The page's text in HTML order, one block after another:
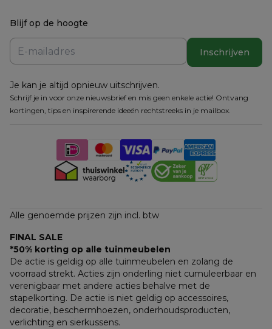
Blijf op de hoogte
Inschrijven
Je kan je altijd opnieuw uitschrijven.
Schrijf je in voor onze nieuwsbrief en mis geen enkele actie! Ontvang
kortingen, tips en inspirerende ideeën rechtstreeks in je mailbox.
Alle genoemde prijzen zijn incl. btw
FINAL SALE
*50% korting op alle tuinmeubelen
De actie is geldig op alle tuinmeubelen en zolang de
voorraad strekt. Acties zijn onderling niet cumuleerbaar en
verenigbaar met andere acties behalve met de
stapelkorting. De actie is niet geldig op accessoires,
decoratie, beschermhoezen, onderhoudsproducten,
verlichting en sierkussens.